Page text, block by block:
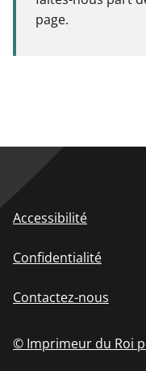
page.
Accessibilité
Confidentialité
Contactez-nous
© Imprimeur du Roi